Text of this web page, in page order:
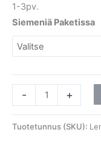
1-3pv.
Siemeniä Paketissa
- +
Tuotetunnus (SKU):